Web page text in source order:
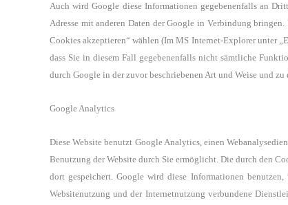
Auch wird Google diese Informationen gegebenenfalls an
Adresse mitanderen Daten der Google in Verbindung
Cookies akzeptieren“wählen (Im MS Internet-Explorer unter
dass Sie in diesem Fall gegebenenfalls nicht sämtliche
durch Google in der zuvor beschriebenen Art und Weise und
Google Analytics
Diese Website benutzt Google Analytics, einen
Benutzung der Website durch Sie ermöglicht. Die durch den
dort gespeichert. Google wird diese Informationen benutzen,
Websitenutzung und der Internetnutzung verbundene